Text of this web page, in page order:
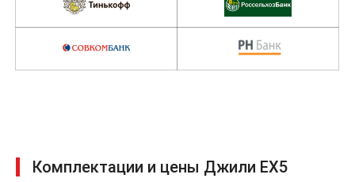
Комплектации и цены Джили ЕХ5